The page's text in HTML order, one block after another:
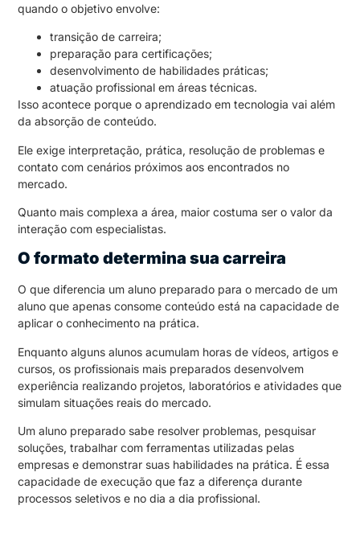
quando o objetivo envolve:
transição de carreira;
preparação para certificações;
desenvolvimento de habilidades práticas;
atuação profissional em áreas técnicas.
Isso acontece porque o aprendizado em tecnologia vai além
da absorção de conteúdo.
Ele exige interpretação, prática, resolução de problemas e
contato com cenários próximos aos encontrados no
mercado.
Quanto mais complexa a área, maior costuma ser o valor da
interação com especialistas.
O formato determina sua carreira
O que diferencia um aluno preparado para o mercado de um
aluno que apenas consome conteúdo está na capacidade de
aplicar o conhecimento na prática.
Enquanto alguns alunos acumulam horas de vídeos, artigos e
cursos, os profissionais mais preparados desenvolvem
experiência realizando projetos, laboratórios e atividades que
simulam situações reais do mercado.
Um aluno preparado sabe resolver problemas, pesquisar
soluções, trabalhar com ferramentas utilizadas pelas
empresas e demonstrar suas habilidades na prática. É essa
capacidade de execução que faz a diferença durante
processos seletivos e no dia a dia profissional.